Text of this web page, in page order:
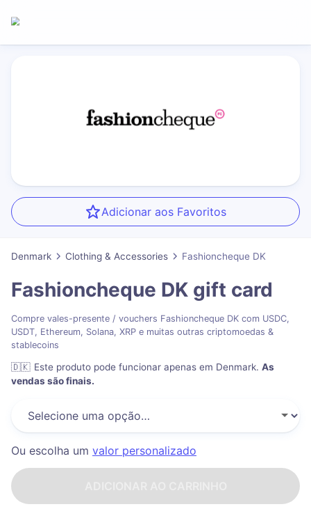
Adicionar aos Favoritos
Denmark Clothing & Accessories Fashioncheque DK
Fashioncheque DK gift card
Compre vales-presente / vouchers Fashioncheque DK com USDC,
USDT, Ethereum, Solana, XRP e muitas outras criptomoedas &
stablecoins
🇩🇰 Este produto pode funcionar apenas em Denmark. As
vendas são finais.
Ou escolha um valor personalizado